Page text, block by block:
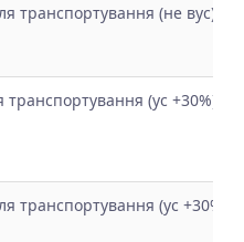
транспортування (не вус) з
(ус +30%)
транспортування (ус +30%)